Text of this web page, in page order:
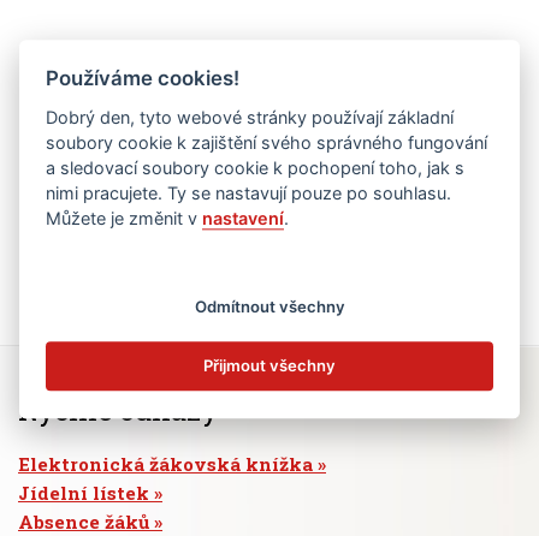
Rychlé odkazy
Elektronická žákovská knížka
Jídelní lístek
Absence žáků
Používáme cookies!
Dobrý den, tyto webové stránky používají základní
soubory cookie k zajištění svého správného fungování
a sledovací soubory cookie k pochopení toho, jak s
nimi pracujete. Ty se nastavují pouze po souhlasu.
Můžete je změnit v nastavení.
Odmítnout všechny
Přijmout všechny